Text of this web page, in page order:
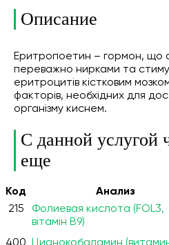
Описание
Еритропоетин – гормон, що
переважно нирками та
еритроцитів кістковим
факторів, необхідних для
організму киснем.
С данной услугой
еще
Код Анализ
215
Фолиевая кислота (FOL3,
вітамін В9)